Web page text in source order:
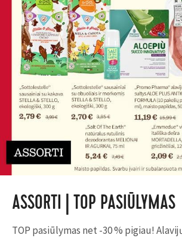
ASSORTI | TOP PASIŪLYMAS
TOP pasiūlymas net -30 % pigiau!